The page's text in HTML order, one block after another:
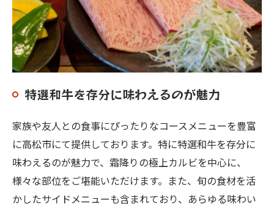
特選和牛を存分に味わえるのが魅力
家族や友人との食事にぴったりなコースメニューを豊富
に高松市にて提供しております。特に特選和牛を存分に
味わえるのが魅力で、霜降りの極上カルビを中心に、
様々な部位をご堪能いただけます。また、旬の食材を活
かしたサイドメニューも含まれており、あらゆる味わい